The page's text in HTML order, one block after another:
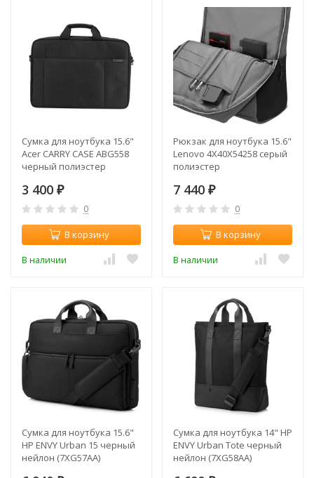
Сумка для ноутбука 15.6"
Acer CARRY CASE ABG558
черный полиэстер
3 400 ₽
0
В корзину
В наличии
Рюкзак для ноутбука 15.6"
Lenovo 4X40X54258 серый
полиэстер
7 440 ₽
0
В корзину
В наличии
Сумка для ноутбука 15.6"
HP ENVY Urban 15 черный
нейлон (7XG57AA)
Сумка для ноутбука 14" HP
ENVY Urban Tote черный
нейлон (7XG58AA)